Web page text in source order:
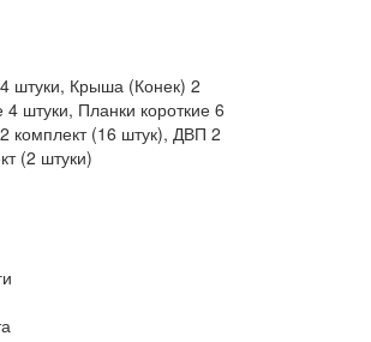
штуки, Крыша (Конек) 2
штуки, Планки короткие 6
комплект (16 штук), ДВП 2
(2 штуки)